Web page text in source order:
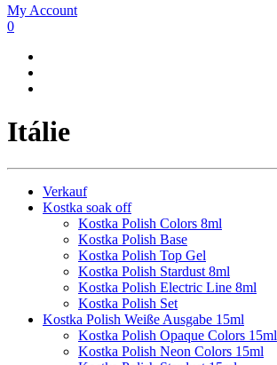
My Account
0
Itálie
Verkauf
Kostka soak off
Kostka Polish Colors 8ml
Kostka Polish Base
Kostka Polish Top Gel
Kostka Polish Stardust 8ml
Kostka Polish Electric Line 8ml
Kostka Polish Set
Kostka Polish Weiße Ausgabe 15ml
Kostka Polish Opaque Colors 15ml
Kostka Polish Neon Colors 15ml